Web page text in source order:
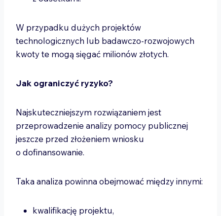
W przypadku dużych projektów
technologicznych lub badawczo-rozwojowych
kwoty te mogą sięgać milionów złotych.
Jak ograniczyć ryzyko?
Najskuteczniejszym rozwiązaniem jest
przeprowadzenie analizy pomocy publicznej
jeszcze przed złożeniem wniosku
o dofinansowanie.
Taka analiza powinna obejmować między innymi:
kwalifikację projektu,